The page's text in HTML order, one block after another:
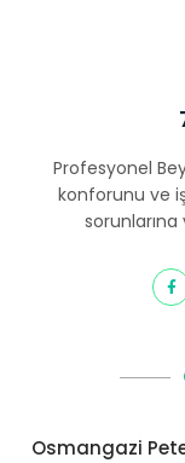
Profesyonel
konforunu ve
Osmangazi